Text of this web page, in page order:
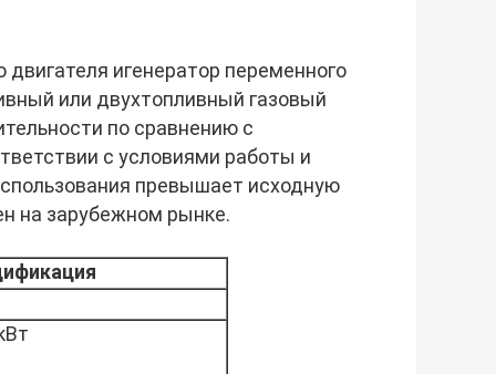
двигателя игенератор переменного
или двухтопливный газовый
по сравнению с
с условиями работы и
превышает исходную
на зарубежном рынке.